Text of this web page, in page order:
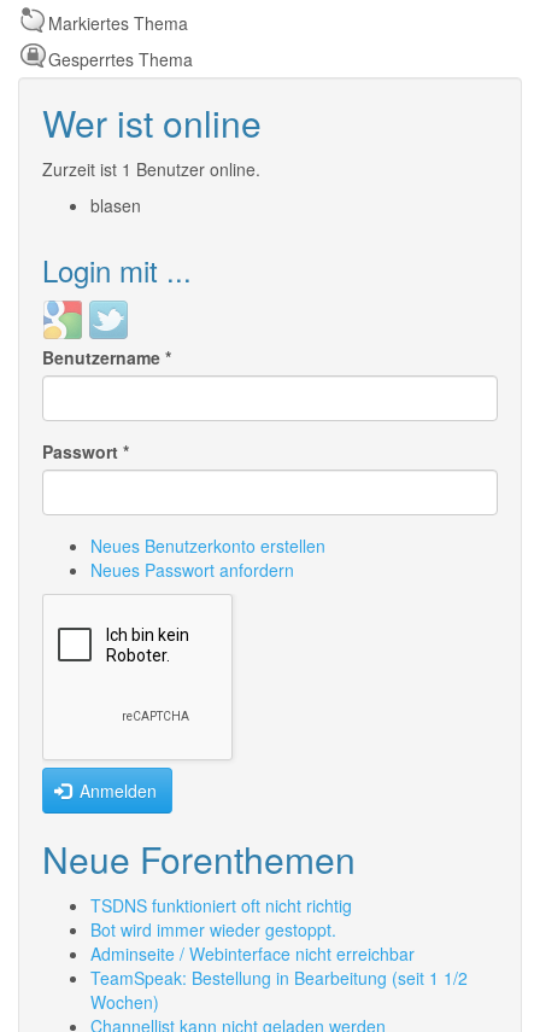
Markiertes Thema
Gesperrtes Thema
Wer ist online
Zurzeit ist 1 Benutzer online.
blasen
Login mit ...
Login
with
Google
Login
with
Twitter
Benutzername *
Passwort *
Neues Benutzerkonto erstellen
Neues Passwort anfordern
Anmelden
Neue Forenthemen
TSDNS funktioniert oft nicht richtig
Bot wird immer wieder gestoppt.
Adminseite / Webinterface nicht erreichbar
TeamSpeak: Bestellung in Bearbeitung (seit 1 1/2
Wochen)
Channellist kann nicht geladen werden